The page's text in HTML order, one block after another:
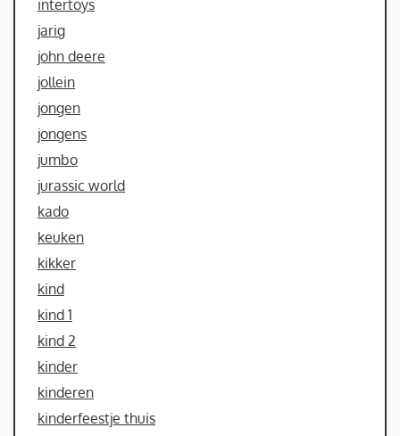
intertoys
jarig
john deere
jollein
jongen
jongens
jumbo
jurassic world
kado
keuken
kikker
kind
kind 1
kind 2
kinder
kinderen
kinderfeestje thuis